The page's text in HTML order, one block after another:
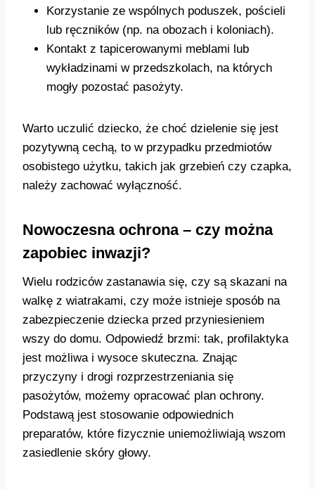
Korzystanie ze wspólnych poduszek, pościeli
lub ręczników (np. na obozach i koloniach).
Kontakt z tapicerowanymi meblami lub
wykładzinami w przedszkolach, na których
mogły pozostać pasożyty.
Warto uczulić dziecko, że choć dzielenie się jest
pozytywną cechą, to w przypadku przedmiotów
osobistego użytku, takich jak grzebień czy czapka,
należy zachować wyłączność.
Nowoczesna ochrona – czy można
zapobiec inwazji?
Wielu rodziców zastanawia się, czy są skazani na
walkę z wiatrakami, czy może istnieje sposób na
zabezpieczenie dziecka przed przyniesieniem
wszy do domu. Odpowiedź brzmi: tak, profilaktyka
jest możliwa i wysoce skuteczna. Znając
przyczyny i drogi rozprzestrzeniania się
pasożytów, możemy opracować plan ochrony.
Podstawą jest stosowanie odpowiednich
preparatów, które fizycznie uniemożliwiają wszom
zasiedlenie skóry głowy.